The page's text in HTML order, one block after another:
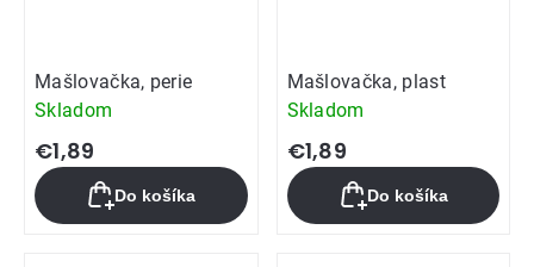
Mašlovačka, perie
Skladom
€1,89
Do košíka
Mašlovačka, plast
Skladom
€1,89
Do košíka